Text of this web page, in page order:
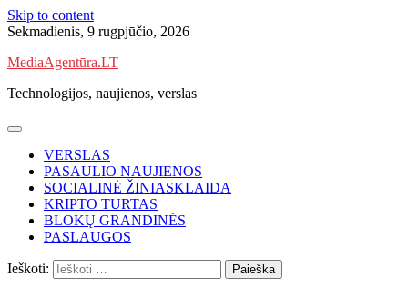
Skip to content
Sekmadienis, 9 rugpjūčio, 2026
MediaAgentūra.LT
Technologijos, naujienos, verslas
VERSLAS
PASAULIO NAUJIENOS
SOCIALINĖ ŽINIASKLAIDA
KRIPTO TURTAS
BLOKŲ GRANDINĖS
PASLAUGOS
Ieškoti: